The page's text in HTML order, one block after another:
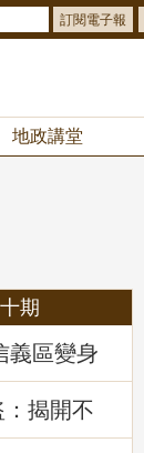
訂閱電子報
地政講堂
期
義區變身
解鎖
好禮
：揭開不
地政講